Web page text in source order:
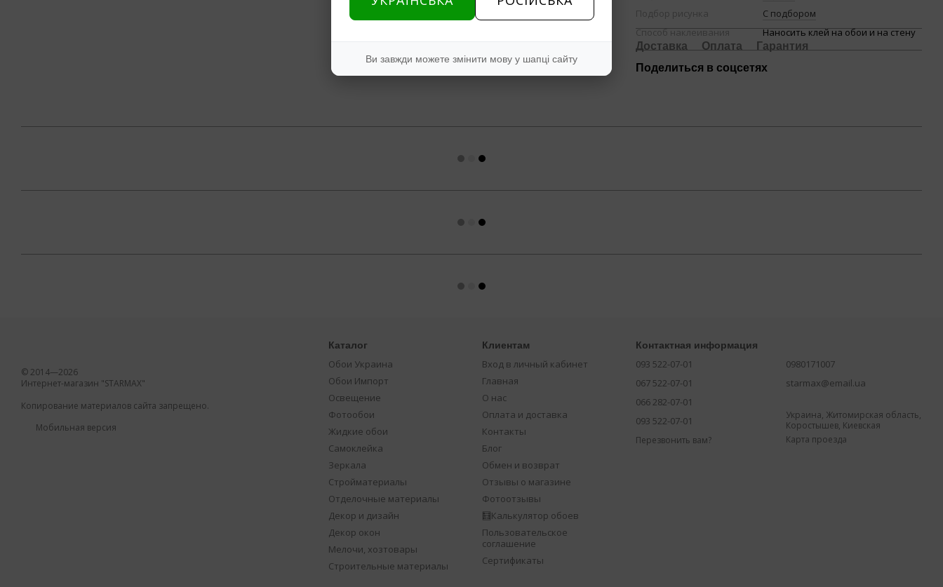
Подбор рисунка
С подбором
Способ наклеивания
Наносить клей на обои и на стену
Доставка Оплата
Гарантия
Поделиться в соцсетях
© 2014—2026
Интернет-магазин "STARMAX"
Копирование материалов сайта запрещено.
Мобильная версия
Каталог
Обои Украина
Обои Импорт
Освещение
Фотообои
Жидкие обои
Самоклейка
Зеркала
Стройматериалы
Отделочные материалы
Декор и дизайн
Декор окон
Мелочи, хозтовары
Строительные материалы
Клиентам
Вход в личный кабинет
Главная
О нас
Оплата и доставка
Контакты
Блог
Обмен и возврат
Отзывы о магазине
Фотоотзывы
🧮Калькулятор обоев
Пользовательское
соглашение
Сертификаты
Контактная информация
093 522-07-01
067 522-07-01
066 282-07-01
093 522-07-01
Перезвонить вам?
0980171007
starmax@email.ua
Украина, Житомирская область,
Коростышев, Киевская
Карта проезда
Ви завжди можете змінити мову у шапці сайту